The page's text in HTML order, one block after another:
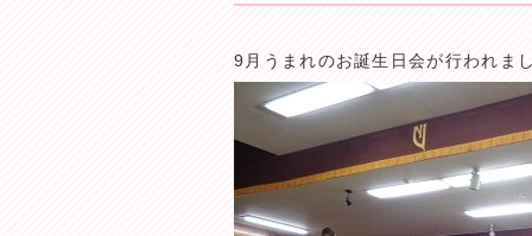
9月うまれのお誕生日会が行われま